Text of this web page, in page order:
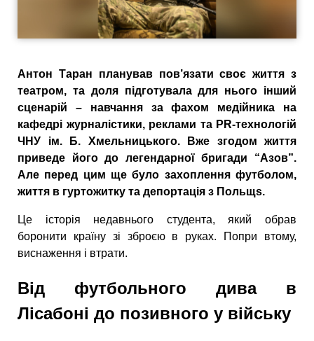
Антон Таран планував пов’язати своє життя з
театром, та доля підготувала для нього інший
сценарій – навчання за фахом медійника на
кафедрі журналістики, реклами та PR-технологій
ЧНУ ім. Б. Хмельницького. Вже згодом життя
приведе його до легендарної бригади “Азов”.
Але перед цим ще було захоплення футболом,
життя в гуртожитку та депортація з Польщs.
Це історія недавнього студента, який обрав
боронити країну зі зброєю в руках. Попри втому,
виснаження і втрати.
Від футбольного дива в
Лісабоні до позивного у війську